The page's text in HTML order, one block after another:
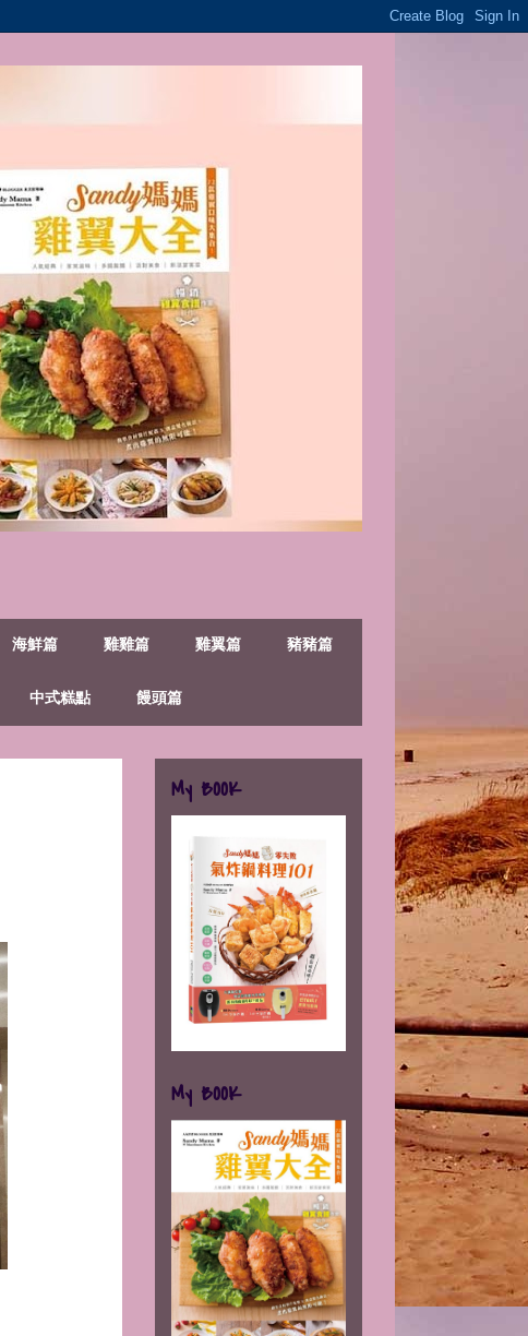
海鮮篇 雞雞篇 雞翼篇 豬豬篇
中式糕點 饅頭篇
My BOOK
My BOOK